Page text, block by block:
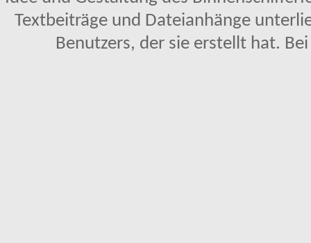
Textbeiträge und Dateianhänge
Benutzers, der sie erstellt hat.